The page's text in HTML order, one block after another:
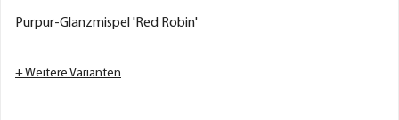
Purpur-Glanzmispel 'Red Robin'
+ Weitere Varianten